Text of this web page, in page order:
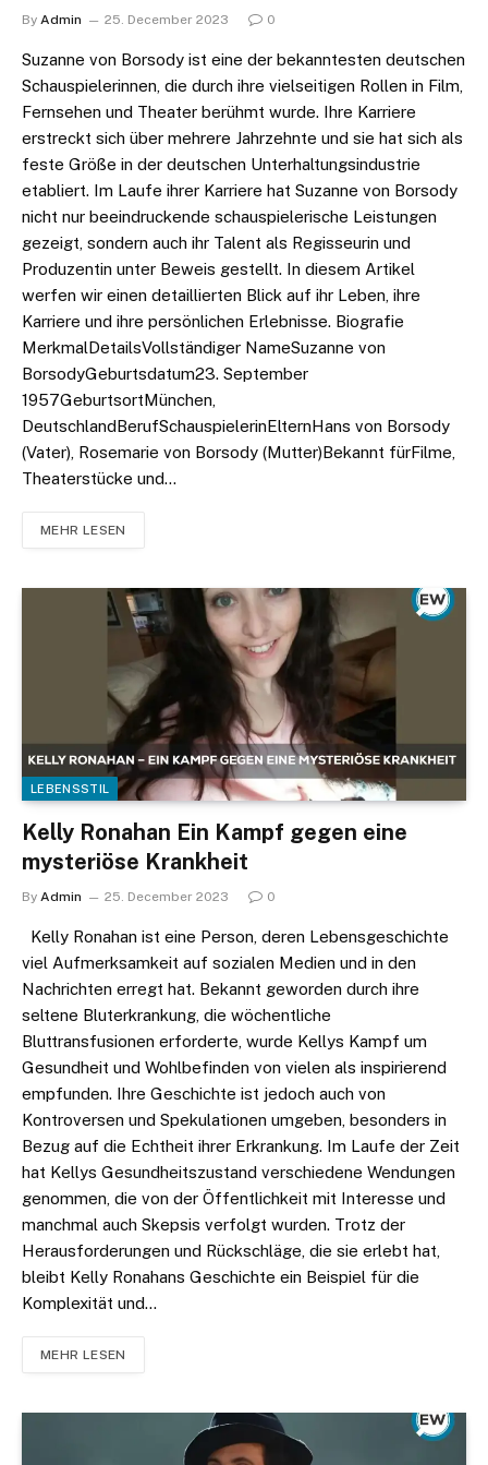
By Admin 25. December 2023 0
Suzanne von Borsody ist eine der bekanntesten deutschen
Schauspielerinnen, die durch ihre vielseitigen Rollen in Film,
Fernsehen und Theater berühmt wurde. Ihre Karriere
erstreckt sich über mehrere Jahrzehnte und sie hat sich als
feste Größe in der deutschen Unterhaltungsindustrie
etabliert. Im Laufe ihrer Karriere hat Suzanne von Borsody
nicht nur beeindruckende schauspielerische Leistungen
gezeigt, sondern auch ihr Talent als Regisseurin und
Produzentin unter Beweis gestellt. In diesem Artikel
werfen wir einen detaillierten Blick auf ihr Leben, ihre
Karriere und ihre persönlichen Erlebnisse. Biografie
MerkmalDetailsVollständiger NameSuzanne von
BorsodyGeburtsdatum23. September
1957GeburtsortMünchen,
DeutschlandBerufSchauspielerinElternHans von Borsody
(Vater), Rosemarie von Borsody (Mutter)Bekannt fürFilme,
Theaterstücke und…
MEHR LESEN
LEBENSSTIL
Kelly Ronahan Ein Kampf gegen eine
mysteriöse Krankheit
By Admin 25. December 2023 0
Kelly Ronahan ist eine Person, deren Lebensgeschichte
viel Aufmerksamkeit auf sozialen Medien und in den
Nachrichten erregt hat. Bekannt geworden durch ihre
seltene Bluterkrankung, die wöchentliche
Bluttransfusionen erforderte, wurde Kellys Kampf um
Gesundheit und Wohlbefinden von vielen als inspirierend
empfunden. Ihre Geschichte ist jedoch auch von
Kontroversen und Spekulationen umgeben, besonders in
Bezug auf die Echtheit ihrer Erkrankung. Im Laufe der Zeit
hat Kellys Gesundheitszustand verschiedene Wendungen
genommen, die von der Öffentlichkeit mit Interesse und
manchmal auch Skepsis verfolgt wurden. Trotz der
Herausforderungen und Rückschläge, die sie erlebt hat,
bleibt Kelly Ronahans Geschichte ein Beispiel für die
Komplexität und…
MEHR LESEN